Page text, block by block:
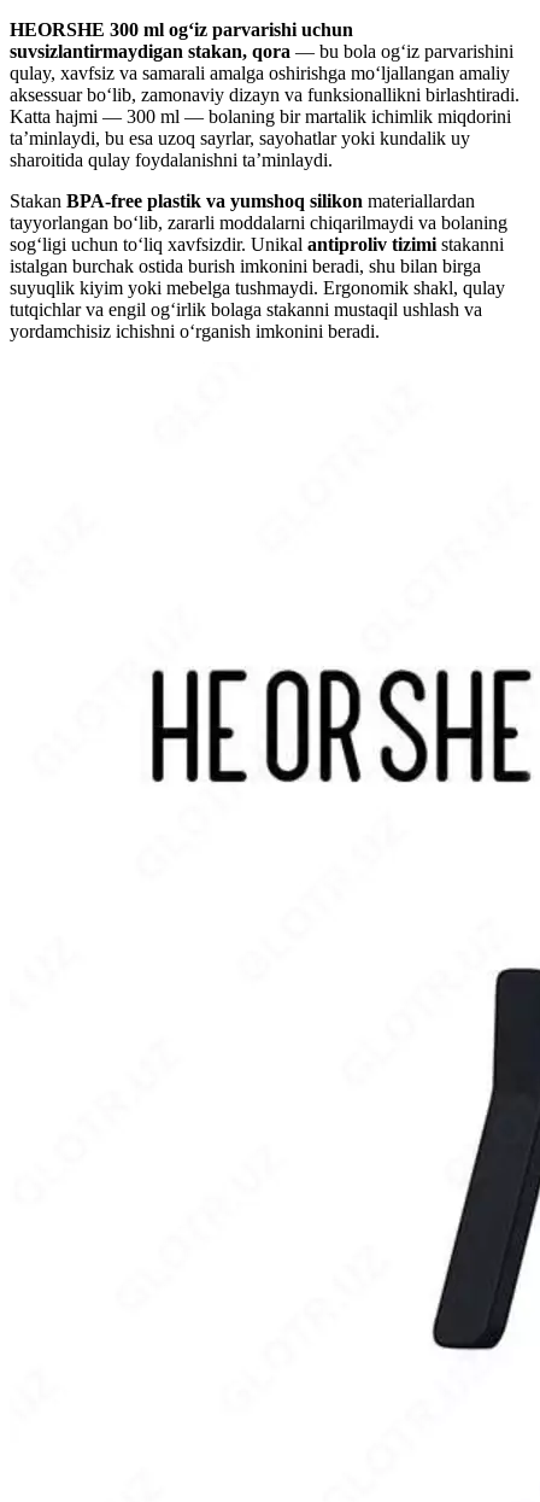
HEORSHE 300 ml og‘iz parvarishi uchun
suvsizlantirmaydigan stakan, qora — bu bola og‘iz parvarishini
qulay, xavfsiz va samarali amalga oshirishga mo‘ljallangan amaliy
aksessuar bo‘lib, zamonaviy dizayn va funksionallikni birlashtiradi.
Katta hajmi — 300 ml — bolaning bir martalik ichimlik miqdorini
ta’minlaydi, bu esa uzoq sayrlar, sayohatlar yoki kundalik uy
sharoitida qulay foydalanishni ta’minlaydi.
Stakan BPA-free plastik va yumshoq silikon materiallardan
tayyorlangan bo‘lib, zararli moddalarni chiqarilmaydi va bolaning
sog‘ligi uchun to‘liq xavfsizdir. Unikal antiproliv tizimi stakanni
istalgan burchak ostida burish imkonini beradi, shu bilan birga
suyuqlik kiyim yoki mebelga tushmaydi. Ergonomik shakl, qulay
tutqichlar va engil og‘irlik bolaga stakanni mustaqil ushlash va
yordamchisiz ichishni o‘rganish imkonini beradi.